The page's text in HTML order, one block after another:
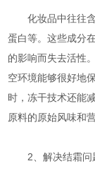
化妆品中往往含
蛋白等。这些成分
的影响而失去活性
空环境能够很好地
时，冻干技术还能
原料的原始风味和
2、解决结霜问